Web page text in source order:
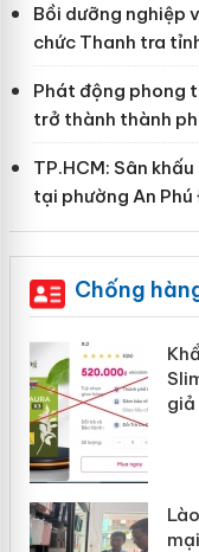
Bồi dưỡng nghiệp
chức Thanh tra
Phát động phong
trở thành thành
TP.HCM: Sân
tại phường An
Chống
giả